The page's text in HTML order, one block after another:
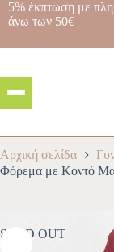
5% έκπτωση με
άνω των 50€
Αρχική σελίδα
Φόρεμα με Κοντό
SOLD OUT